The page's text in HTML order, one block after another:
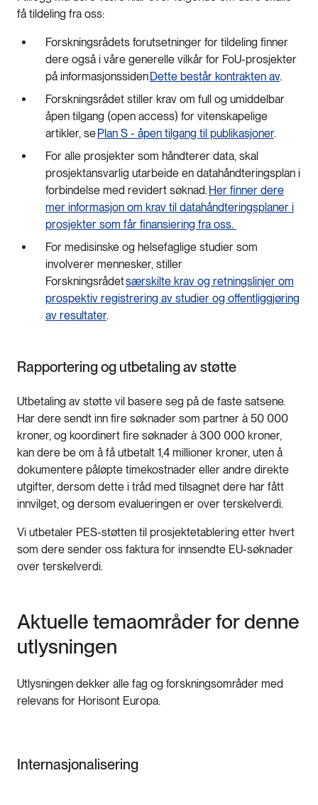
få tildeling fra oss:
Forskningsrådets forutsetninger for tildeling finner
dere også i våre generelle vilkår for FoU-prosjekter
på informasjonssidenDette består kontrakten av.
Forskningsrådet stiller krav om full og umiddelbar
åpen tilgang (open access) for vitenskapelige
artikler, sePlan S - åpen tilgang til publikasjoner.
For alle prosjekter som håndterer data, skal
prosjektansvarlig utarbeide en datahåndteringsplan i
forbindelse med revidert søknad. Her finner dere
mer informasjon om krav til datahåndteringsplaner i
prosjekter som får finansiering fra oss.
For medisinske og helsefaglige studier som
involverer mennesker, stiller
Forskningsrådetsærskilte krav og retningslinjer om
prospektiv registrering av studier og offentliggjøring
av resultater.
Rapportering og utbetaling av støtte
Utbetaling av støtte vil basere seg på de faste satsene.
Har dere sendt inn fire søknader som partner à 50 000
kroner, og koordinert fire søknader à 300 000 kroner,
kan dere be om å få utbetalt 1,4 millioner kroner, uten å
dokumentere påløpte timekostnader eller andre direkte
utgifter, dersom dette i tråd med tilsagnet dere har fått
innvilget, og dersom evalueringen er over terskelverdi.
Vi utbetaler PES-støtten til prosjektetablering etter hvert
som dere sender oss faktura for innsendte EU-søknader
over terskelverdi.
Aktuelle temaområder for denne
utlysningen
Utlysningen dekker alle fag og forskningsområder med
relevans for Horisont Europa.
Internasjonalisering